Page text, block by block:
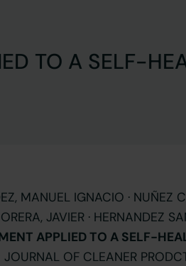
TO A SELF-
MANUEL IGNACIO · NUÑEZ
JAVIER · HERNANDEZ
APPLIED TO A SELF-
JOURNAL OF CLEANER